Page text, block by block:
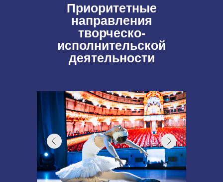
Приоритетные
направления
творческо-
исполнительской
деятельности